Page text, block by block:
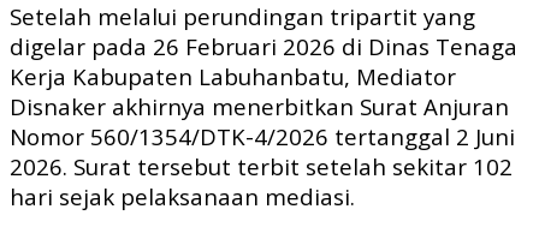
Setelah melalui perundingan tripartit yang
digelar pada 26 Februari 2026 di Dinas Tenaga
Kerja Kabupaten Labuhanbatu, Mediator
Disnaker akhirnya menerbitkan Surat Anjuran
Nomor 560/1354/DTK-4/2026 tertanggal 2 Juni
2026. Surat tersebut terbit setelah sekitar 102
hari sejak pelaksanaan mediasi.